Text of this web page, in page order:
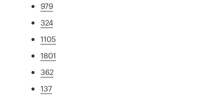
979
324
1105
1801
362
137